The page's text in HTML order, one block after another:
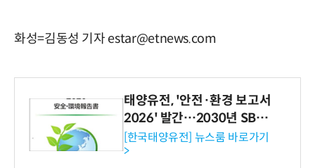
화성=김동성 기자 estar@etnews.com
태양유전, '안전·환경 보고서
2026' 발간…2030년 SBT
수준 온실가스 감축 추진
[한국태양유전] 뉴스룸 바로가기
>